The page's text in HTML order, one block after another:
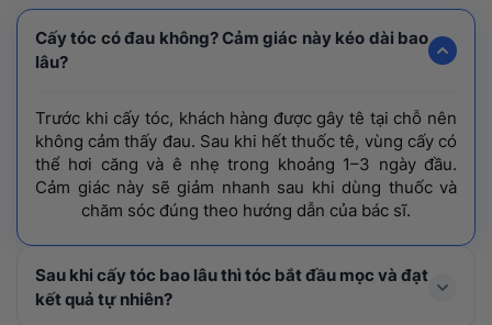
Cấy tóc có đau không? Cảm giác này kéo dài bao
lâu?
Trước khi cấy tóc, khách hàng được gây tê tại chỗ nên
không cảm thấy đau. Sau khi hết thuốc tê, vùng cấy có
thể hơi căng và ê nhẹ trong khoảng 1–3 ngày đầu.
Cảm giác này sẽ giảm nhanh sau khi dùng thuốc và
chăm sóc đúng theo hướng dẫn của bác sĩ.
Sau khi cấy tóc bao lâu thì tóc bắt đầu mọc và đạt
kết quả tự nhiên?